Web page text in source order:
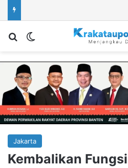
Cari berita...Switch skin
Jakarta
Kembalikan